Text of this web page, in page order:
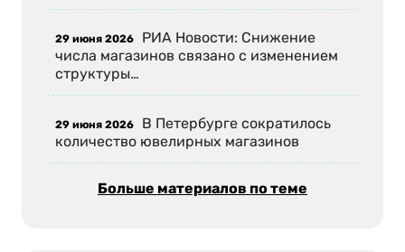
29 июня 2026 РИА Новости: Снижение
числа магазинов связано с изменением
структуры…
29 июня 2026 В Петербурге сократилось
количество ювелирных магазинов
Больше материалов по теме